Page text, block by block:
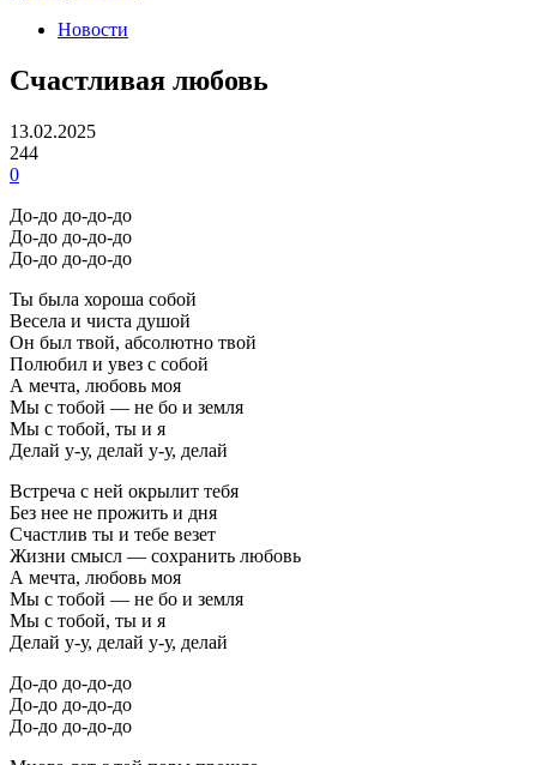
Новости
Счастливая любовь
13.02.2025
244
0
До-до до-до-до
До-до до-до-до
До-до до-до-до
Ты была хороша собой
Весела и чиста душой
Он был твой, абсолютно твой
Полюбил и увез с собой
А мечта, любовь моя
Мы с тобой — не бо и земля
Мы с тобой, ты и я
Делай у-у, делай у-у, делай
Встреча с ней окрылит тебя
Без нее не прожить и дня
Счастлив ты и тебе везет
Жизни смысл — сохранить любовь
А мечта, любовь моя
Мы с тобой — не бо и земля
Мы с тобой, ты и я
Делай у-у, делай у-у, делай
До-до до-до-до
До-до до-до-до
До-до до-до-до